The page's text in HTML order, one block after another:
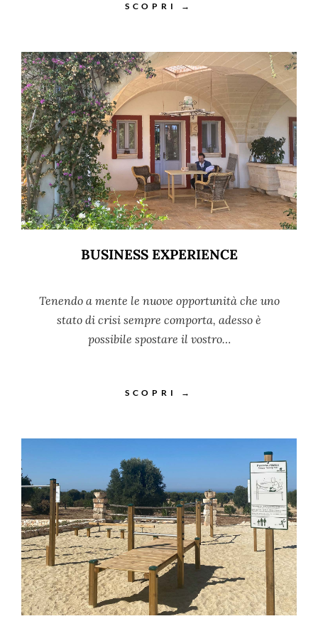
SCOPRI →
BUSINESS EXPERIENCE
Tenendo a mente le nuove opportunità che uno
stato di crisi sempre comporta, adesso è
possibile spostare il vostro…
SCOPRI →